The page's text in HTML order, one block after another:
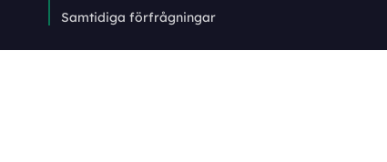
Samtidiga förfrågningar